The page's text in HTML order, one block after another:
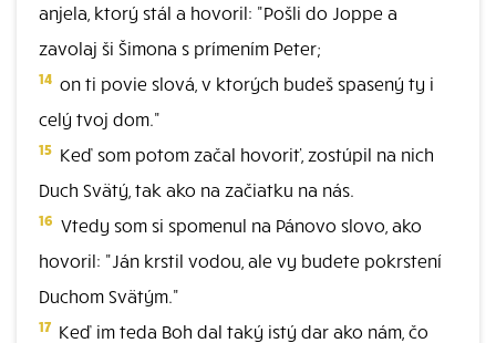
anjela, ktorý stál a hovoril: "Pošli do Joppe a
zavolaj ši Šimona s prímením Peter;
14 on ti povie slová, v ktorých budeš spasený ty i
celý tvoj dom."
15 Keď som potom začal hovoriť, zostúpil na nich
Duch Svätý, tak ako na začiatku na nás.
16 Vtedy som si spomenul na Pánovo slovo, ako
hovoril: "Ján krstil vodou, ale vy budete pokrstení
Duchom Svätým."
17 Keď im teda Boh dal taký istý dar ako nám, čo